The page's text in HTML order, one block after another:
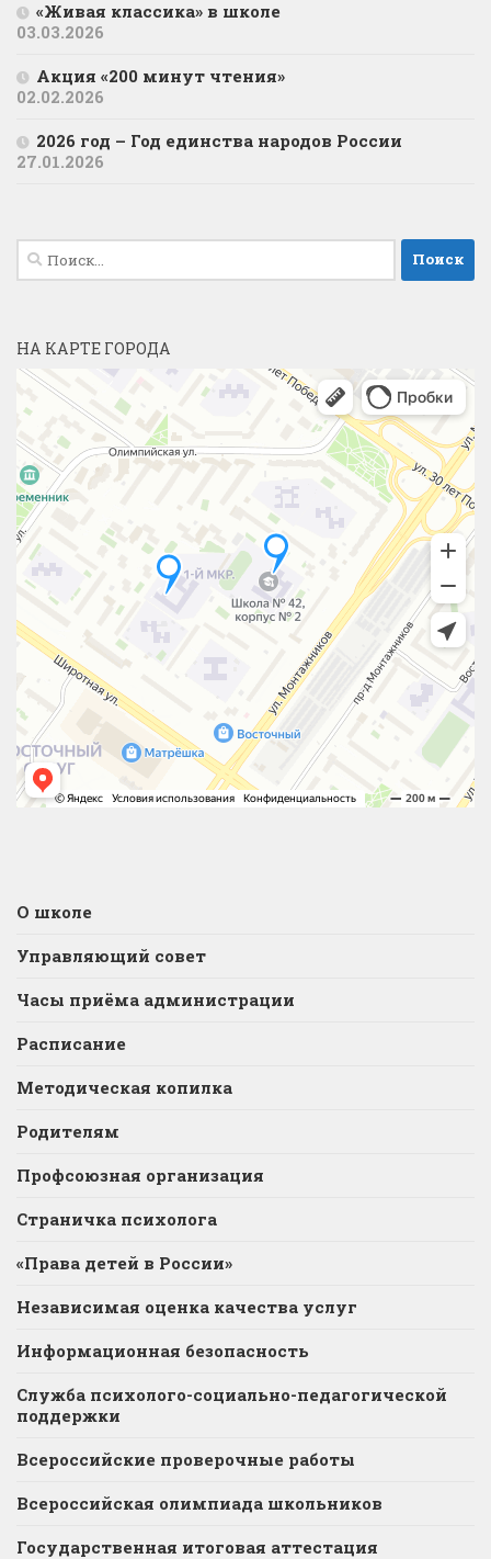
«Живая классика» в школе
03.03.2026
Акция «200 минут чтения»
02.02.2026
2026 год – Год единства народов России
27.01.2026
Найти:
НА КАРТЕ ГОРОДА
О школе
Управляющий совет
Часы приёма администрации
Расписание
Методическая копилка
Родителям
Профсоюзная организация
Страничка психолога
«Права детей в России»
Независимая оценка качества услуг
Информационная безопасность
Служба психолого-социально-педагогической
поддержки
Всероссийские проверочные работы
Всероссийская олимпиада школьников
Государственная итоговая аттестация